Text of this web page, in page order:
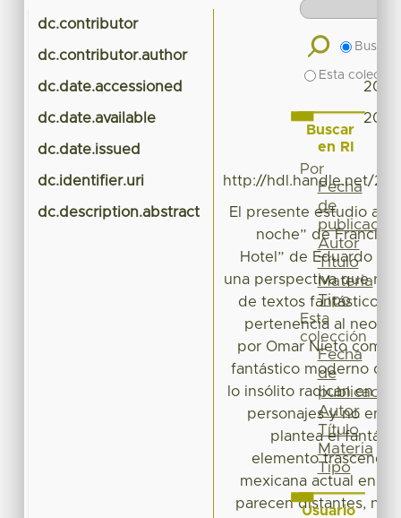
dc.contributor
dc.contributor.author
dc.date.accessioned
dc.date.available
dc.date.issued
dc.identifier.uri http://hdl.handle.net/
dc.description.abstract
El presente estudio
noche” de
Hotel” de Eduardo
una perspectiva que
de textos fantásticos,
pertenencia al
por Omar Nieto como
fantástico moderno
lo insólito radican en la
personajes y no en
plantea el
elemento
mexicana actual en
parecen distantes, no
Buscar
Esta
Buscar
en RI
Por
Fecha
de
publicación
Autor
Título
Materia
Tipo
Esta
colección
Fecha
de
publicación
Autor
Título
Materia
Tipo
Usuario